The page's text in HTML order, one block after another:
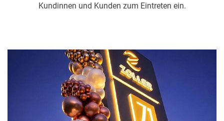
Kundinnen und Kunden zum Eintreten ein.